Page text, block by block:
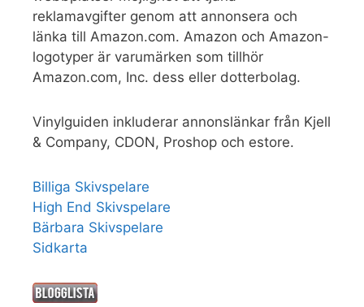
reklamavgifter genom att annonsera och
länka till Amazon.com. Amazon och Amazon-
logotyper är varumärken som tillhör
Amazon.com, Inc. dess eller dotterbolag.
Vinylguiden inkluderar annonslänkar från Kjell
& Company, CDON, Proshop och estore.
Billiga Skivspelare
High End Skivspelare
Bärbara Skivspelare
Sidkarta